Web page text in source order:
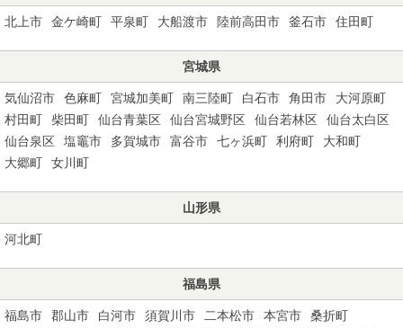
北上市 金ケ崎町 平泉町 大船渡市 陸前高田市 釜石市 住田町
宮城県
気仙沼市 色麻町 宮城加美町 南三陸町 白石市 角田市
大河原町
村田町
柴田町 仙台青葉区 仙台宮城野区 仙台若林区
仙台太白区
仙台泉区
塩竈市 多賀城市 富谷市 七ヶ浜町 利府町
大和町
大郷町
女川町
山形県
河北町
福島県
福島市 郡山市 白河市 須賀川市 二本松市 本宮市
桑折町